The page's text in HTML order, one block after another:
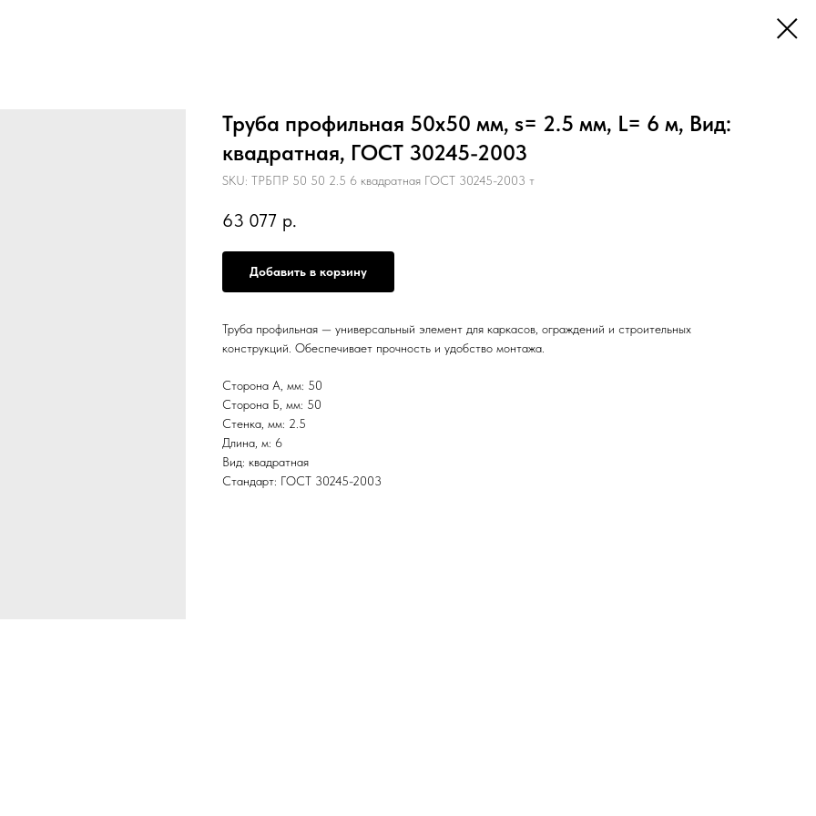
Труба профильная 50х50 мм, s= 2.5 мм, L= 6 м, Вид:
квадратная, ГОСТ 30245-2003
SKU: ТРБПР 50 50 2.5 6 квадратная ГОСТ 30245-2003 т
63 077 р.
Добавить в корзину
Труба профильная — универсальный элемент для каркасов, ограждений и строительных
конструкций. Обеспечивает прочность и удобство монтажа.
Сторона А, мм: 50
Сторона Б, мм: 50
Стенка, мм: 2.5
Длина, м: 6
Вид: квадратная
Стандарт: ГОСТ 30245-2003